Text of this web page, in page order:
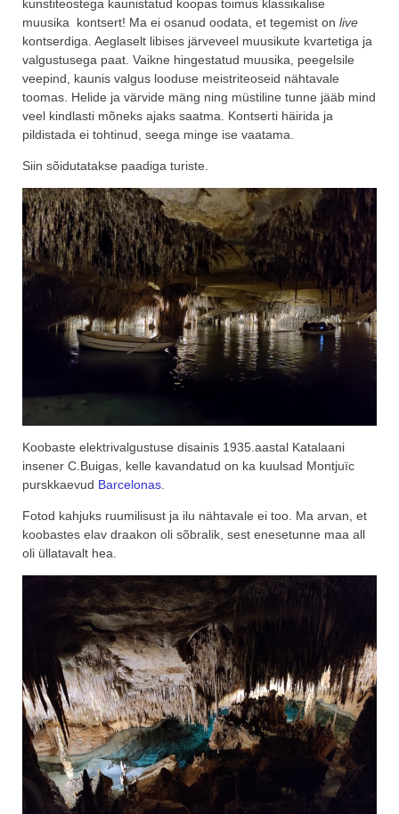
kunstiteostega kaunistatud koopas toimus klassikalise
muusika kontsert! Ma ei osanud oodata, et tegemist on live
kontserdiga. Aeglaselt libises järveveel muusikute kvartetiga ja
valgustusega paat. Vaikne hingestatud muusika, peegelsile
veepind, kaunis valgus looduse meistriteoseid nähtavale
toomas. Helide ja värvide mäng ning müstiline tunne jääb mind
veel kindlasti mõneks ajaks saatma. Kontserti häirida ja
pildistada ei tohtinud, seega minge ise vaatama.
Siin sõidutatakse paadiga turiste.
Koobaste elektrivalgustuse disainis 1935.aastal Katalaani
insener C.Buigas, kelle kavandatud on ka kuulsad Montjuïc
purskkaevud Barcelonas.
Fotod kahjuks ruumilisust ja ilu nähtavale ei too. Ma arvan, et
koobastes elav draakon oli sõbralik, sest enesetunne maa all
oli üllatavalt hea.